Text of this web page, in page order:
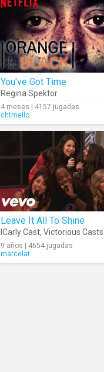
You've Got Time
Regina Spektor
4 meses | 4157 jugadas
chtmello
Leave It All To Shine
ICarly Cast, Victorious Casts
9 años | 4654 jugadas
marcelat